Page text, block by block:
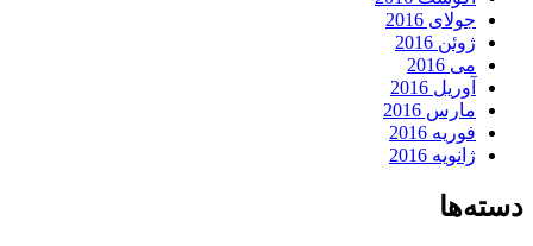
جولای 2016
ژوئن 2016
می 2016
آوریل 2016
مارس 2016
فوریه 2016
ژانویه 2016
دسته‌ها